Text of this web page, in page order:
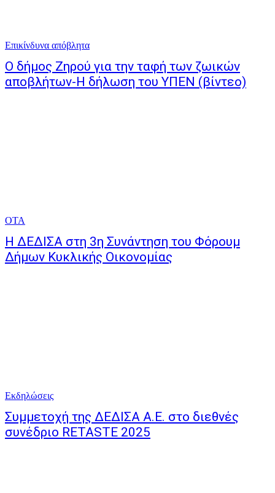
Επικίνδυνα απόβλητα
Ο δήμος Ζηρού για την ταφή των ζωικών
αποβλήτων-Η δήλωση του ΥΠΕΝ (βίντεο)
ΟΤΑ
Η ΔΕΔΙΣΑ στη 3η Συνάντηση του Φόρουμ
Δήμων Κυκλικής Οικονομίας
Εκδηλώσεις
Συμμετοχή της ΔΕΔΙΣΑ Α.Ε. στο διεθνές
συνέδριο RETASTE 2025